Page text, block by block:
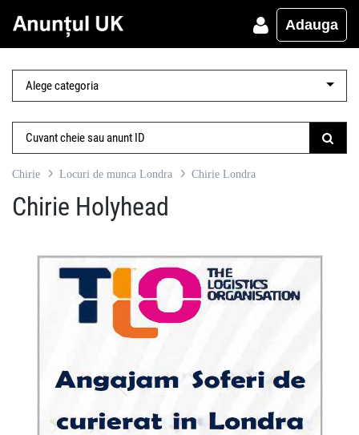
Adauga
Chirie Locuri de munca Londra Chirie Londra
Chirie Holyhead